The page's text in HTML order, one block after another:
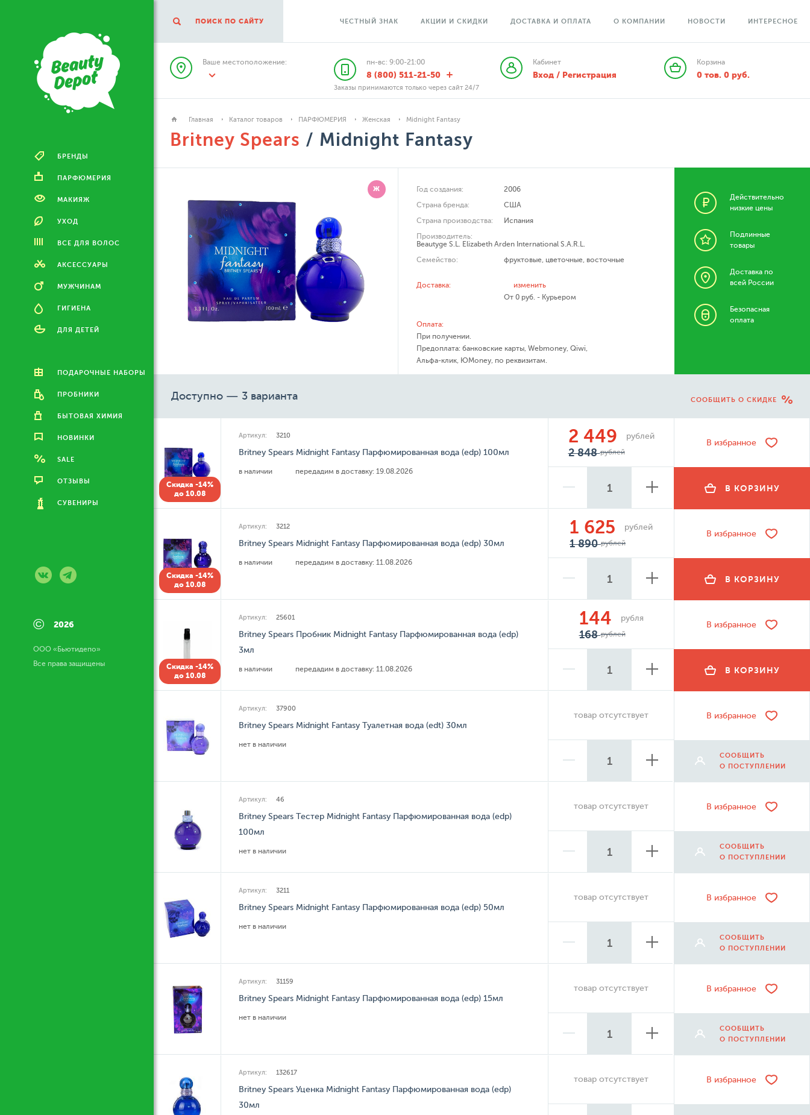
БРЕНДЫ
ПАРФЮМЕРИЯ
МАКИЯЖ
УХОД
ВСЕ ДЛЯ ВОЛОС
АКСЕССУАРЫ
МУЖЧИНАМ
ГИГИЕНА
ДЛЯ ДЕТЕЙ
ПОДАРОЧНЫЕ НАБОРЫ
ПРОБНИКИ
БЫТОВАЯ ХИМИЯ
НОВИНКИ
SALE
ОТЗЫВЫ
СУВЕНИРЫ
© 2026
ООО «Бьютидепо»
Все права защищены
ПОИСК ПО САЙТУ ЧЕСТНЫЙ ЗНАК АКЦИИ И СКИДКИ ДОСТАВКА И ОПЛАТА О КОМПАНИИ НОВОСТИ ИНТЕРЕСНОЕ
Ваше местоположение: пн-вс: 9:00-21:00
8 (800) 511-21-50
Заказы принимаются только через сайт 24/7
Кабинет
Вход / Регистрация
Корзина
0 тов. 0руб.
Главная Каталог товаров ПАРФЮМЕРИЯ Женская Midnight Fantasy
Britney Spears / Midnight Fantasy
Ж Год создания:
2006
Страна бренда:
США
Страна производства:
Испания
Производитель:
Beautyge S.L. Elizabeth Arden International S.A.R.L.
Семейство:
фруктовые, цветочные, восточные
Доставка:
изменить
От 0 руб. - Курьером
Оплата:
При получении.
Предоплата: банковские карты, Webmoney, Qiwi,
Альфа-клик, ЮMoney, по реквизитам.
Действительно
низкие цены
Подлинные
товары
Доставка по
всей России
Безопасная
оплата
Доступно — 3 варианта СООБЩИТЬ О СКИДКЕ
Скидка -14%
до 10.08
Артикул: 3210
Britney Spears Midnight Fantasy Парфюмированная вода (edp) 100мл
в наличии передадим в доставку: 19.08.2026
2 449 рублей
2 848рублей
В избранное
В КОРЗИНУ
Скидка -14%
до 10.08
Артикул: 3212
Britney Spears Midnight Fantasy Парфюмированная вода (edp) 30мл
в наличии передадим в доставку: 11.08.2026
1 625 рублей
1 890рублей
В избранное
В КОРЗИНУ
Скидка -14%
до 10.08
Артикул: 25601
Britney Spears Пробник Midnight Fantasy Парфюмированная вода (edp)
3мл
в наличии передадим в доставку: 11.08.2026
144 рубля
168рублей
В избранное
В КОРЗИНУ
Артикул: 37900
Britney Spears Midnight Fantasy Туалетная вода (edt) 30мл
нет в наличии
товар отсутствует В избранное
СООБЩИТЬ
О ПОСТУПЛЕНИИ
Артикул: 46
Britney Spears Тестер Midnight Fantasy Парфюмированная вода (edp)
100мл
нет в наличии
товар отсутствует В избранное
СООБЩИТЬ
О ПОСТУПЛЕНИИ
Артикул: 3211
Britney Spears Midnight Fantasy Парфюмированная вода (edp) 50мл
нет в наличии
товар отсутствует В избранное
СООБЩИТЬ
О ПОСТУПЛЕНИИ
Артикул: 31159
Britney Spears Midnight Fantasy Парфюмированная вода (edp) 15мл
нет в наличии
товар отсутствует В избранное
СООБЩИТЬ
О ПОСТУПЛЕНИИ
Артикул: 132617
Britney Spears Уценка Midnight Fantasy Парфюмированная вода (edp)
30мл
товар отсутствует В избранное